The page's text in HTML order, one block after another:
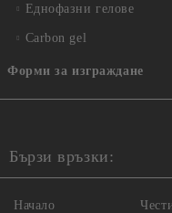
Еднофазни гелове
Carbon gel
Форми за изграждане
Бързи връзки:
Начало